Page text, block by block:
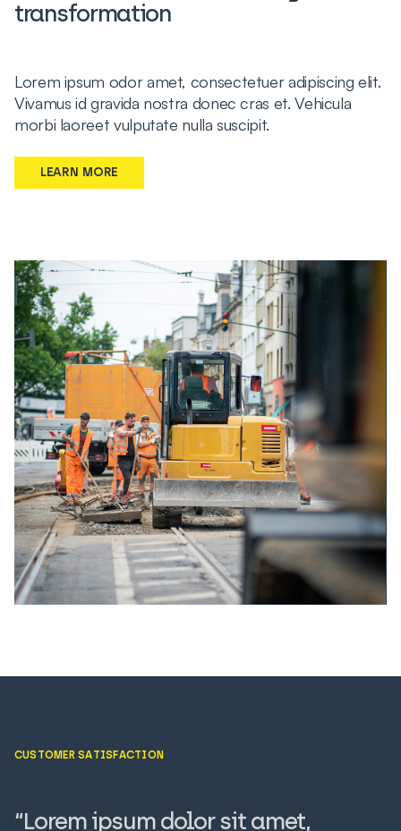
transformation
Lorem ipsum odor amet, consectetuer adipiscing elit.
Vivamus id gravida nostra donec cras et. Vehicula
morbi laoreet vulputate nulla suscipit.
LEARN MORE
CUSTOMER SATISFACTION
“Lorem ipsum dolor sit amet,